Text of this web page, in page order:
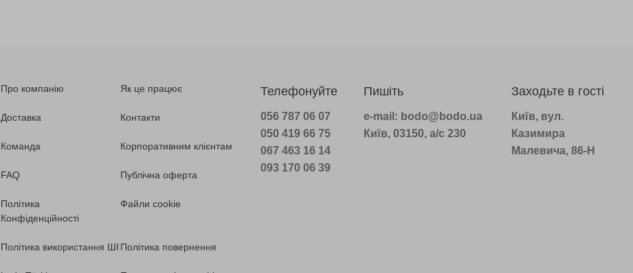
Про компанію Як це працює
Доставка Контакти
Команда Корпоративним клієнтам
FAQ Публічна оферта
Політика
Конфіденційності
Файли cookie
Політика використання ШІ Політика повернення
Телефонуйте
056 787 06 07
050 419 66 75
067 463 16 14
093 170 06 39
Пишіть
e-mail: bodo@bodo.ua
Київ, 03150, а/с 230
Заходьте в гості
Київ, вул.
Казимира
Малевича, 86-Н